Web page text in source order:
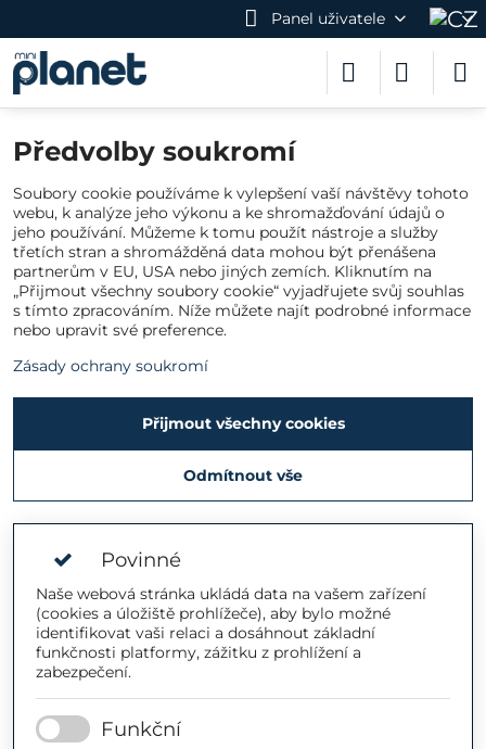
Panel uživatele
Předvolby soukromí
Soubory cookie používáme k vylepšení vaší návštěvy tohoto
webu, k analýze jeho výkonu a ke shromažďování údajů o
jeho používání. Můžeme k tomu použít nástroje a služby
třetích stran a shromážděná data mohou být přenášena
partnerům v EU, USA nebo jiných zemích. Kliknutím na
„Přijmout všechny soubory cookie“ vyjadřujete svůj souhlas
s tímto zpracováním. Níže můžete najít podrobné informace
nebo upravit své preference.
Zásady ochrany soukromí
Přijmout všechny cookies
Odmítnout vše
Povinné
Naše webová stránka ukládá data na vašem zařízení
(cookies a úložiště prohlížeče), aby bylo možné
identifikovat vaši relaci a dosáhnout základní
funkčnosti platformy, zážitku z prohlížení a
zabezpečení.
Funkční